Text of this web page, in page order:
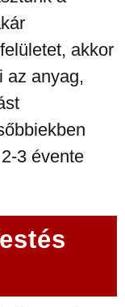
akkor
az anyag,
3 évente